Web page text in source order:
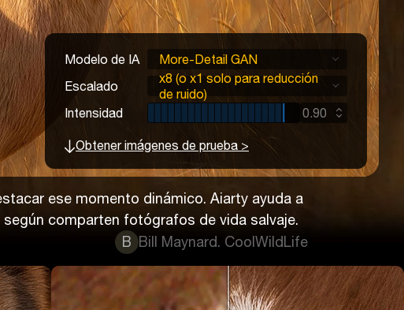
Modelo de IA
More-Detail GAN
Escalado
x8 (o x1 solo para reducción
de ruido)
Intensidad
0.90
Obtener imágenes de prueba >
ese momento dinámico. Aiarty ayuda a
según comparten fotógrafos de vida salvaje.
B Bill Maynard. CoolWildLife